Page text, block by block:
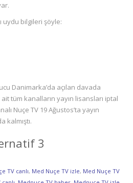
uydu bilgileri şöyle:
Danimarka’da açılan davada
tüm kanalların yayın lisansları iptal
Nuçe TV 19 Ağustos’ta yayın
kalmıştı.
3
TV canlı, Med Nuçe TV izle, Med Nuçe TV